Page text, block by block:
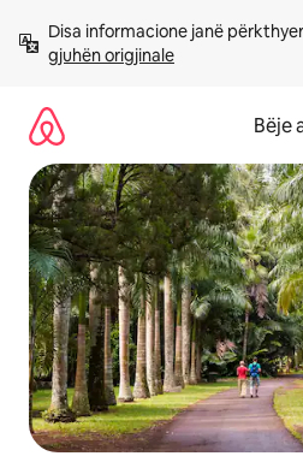
përmbajtja
Disa informacione janë
gjuhën origjinale
Bëje